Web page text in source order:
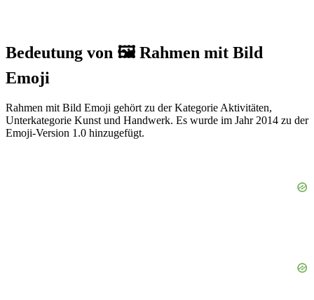
Bedeutung von 🖼️ Rahmen mit Bild
Emoji
Rahmen mit Bild Emoji gehört zu der Kategorie Aktivitäten,
Unterkategorie Kunst und Handwerk. Es wurde im Jahr 2014 zu der
Emoji-Version 1.0 hinzugefügt.